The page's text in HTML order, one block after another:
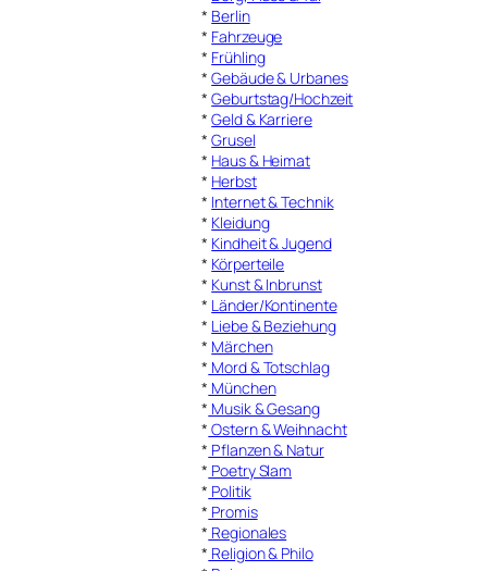
* Berlin
* Fahrzeuge
* Frühling
*Gebäude & Urbanes
*Geburtstag/Hochzeit
*Geld & Karriere
*Grusel
* Haus & Heimat
* Herbst
* Internet & Technik
* Kleidung
* Kindheit & Jugend
* Körperteile
* Kunst & Inbrunst
* Länder/Kontinente
* Liebe & Beziehung
* Märchen
* Mord & Totschlag
* München
* Musik & Gesang
* Ostern & Weihnacht
* Pflanzen & Natur
* Poetry Slam
* Politik
* Promis
* Regionales
* Religion & Philo